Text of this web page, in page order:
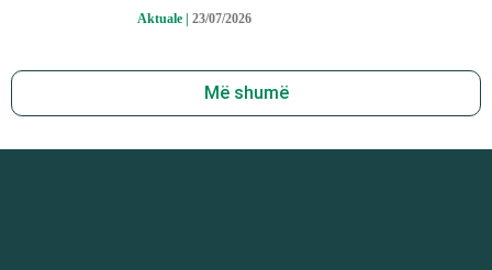
Aktuale 23/07/2026
Më shumë